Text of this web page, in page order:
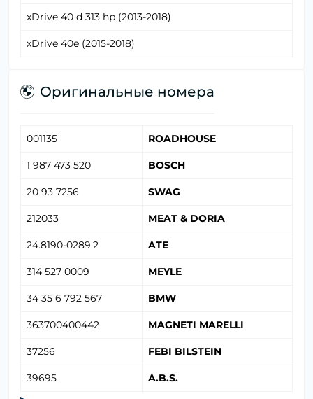
xDrive 40 d 313 hp (2013-2018)
xDrive 40e (2015-2018)
Оригинальные номера
001135 ROADHOUSE
1 987 473 520 BOSCH
20 93 7256 SWAG
212033 MEAT & DORIA
24.8190-0289.2 ATE
314 527 0009 MEYLE
34 35 6 792 567 BMW
363700400442 MAGNETI MARELLI
37256 FEBI BILSTEIN
39695 A.B.S.